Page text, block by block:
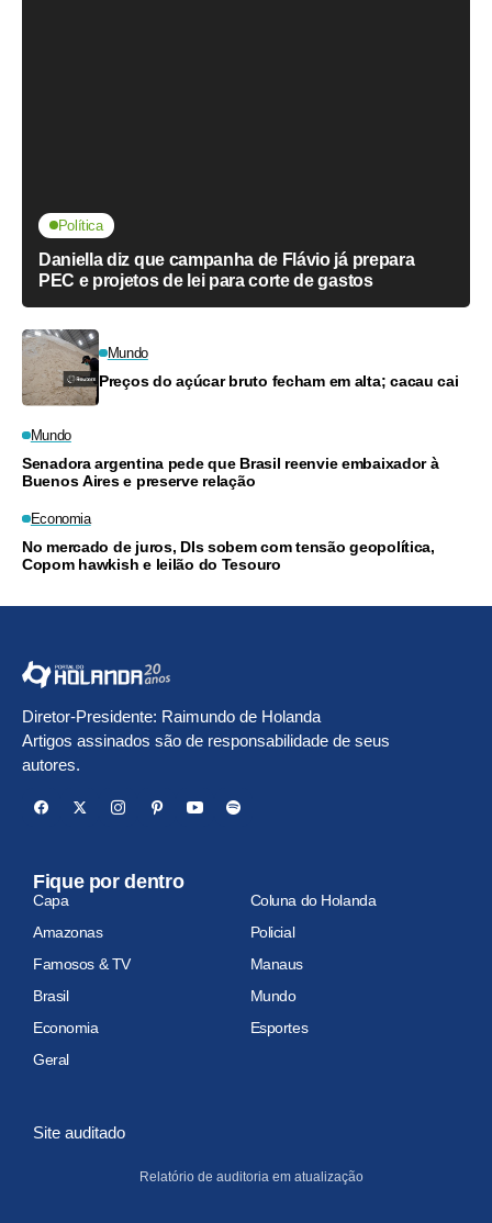
Política
Daniella diz que campanha de Flávio já prepara
PEC e projetos de lei para corte de gastos
Mundo
Preços do açúcar bruto fecham em alta; cacau cai
Mundo
Senadora argentina pede que Brasil reenvie embaixador à
Buenos Aires e preserve relação
Economia
No mercado de juros, DIs sobem com tensão geopolítica,
Copom hawkish e leilão do Tesouro
Diretor-Presidente: Raimundo de Holanda
Artigos assinados são de responsabilidade de seus
autores.
Fique por dentro
Capa
Coluna do Holanda
Amazonas
Policial
Famosos & TV
Manaus
Brasil
Mundo
Economia
Esportes
Geral
Site auditado
Relatório de auditoria em atualização